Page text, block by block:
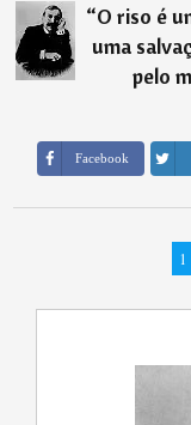
“O riso é
uma
pelo
Facebook
1